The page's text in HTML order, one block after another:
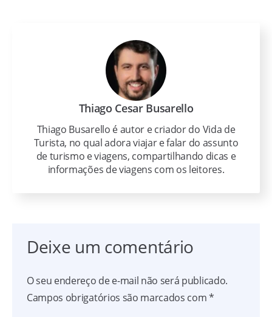
Thiago Cesar Busarello
Thiago Busarello é autor e criador do Vida de
Turista, no qual adora viajar e falar do assunto
de turismo e viagens, compartilhando dicas e
informações de viagens com os leitores.
Deixe um comentário
O seu endereço de e-mail não será publicado.
Campos obrigatórios são marcados com*